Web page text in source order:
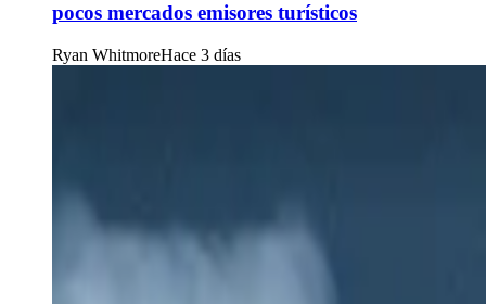
pocos mercados emisores turísticos
Ryan WhitmoreHace 3 días